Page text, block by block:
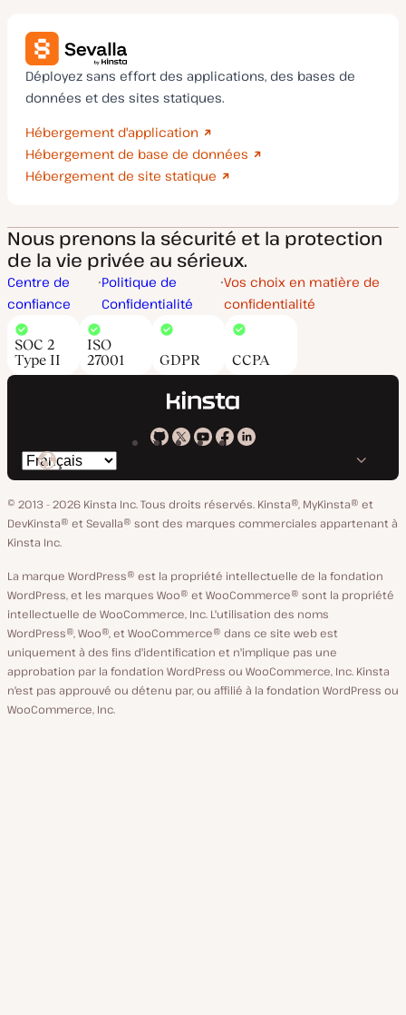
Déployez sans effort des applications, des bases de
données et des sites statiques.
Hébergement d'application
Hébergement de base de données
Hébergement de site statique
Nous prenons la sécurité et la protection
de la vie privée au sérieux.
Centre de
confiance
Politique de
Confidentialité
Vos choix en matière de
confidentialité
SOC 2
Type II
ISO
27001
GDPR CCPA
Kinsta
GitHub
Kinsta
X
Kinsta
YouTube
Kinsta
Facebook
Kinsta
LinkedIn
Changer
de
langue
© 2013 - 2026 Kinsta Inc. Tous droits réservés. Kinsta®, MyKinsta® et
DevKinsta® et Sevalla® sont des marques commerciales appartenant à
Kinsta Inc.
La marque WordPress® est la propriété intellectuelle de la fondation
WordPress, et les marques Woo® et WooCommerce® sont la propriété
intellectuelle de WooCommerce, Inc. L'utilisation des noms
WordPress®, Woo®, et WooCommerce® dans ce site web est
uniquement à des fins d'identification et n'implique pas une
approbation par la fondation WordPress ou WooCommerce, Inc. Kinsta
n'est pas approuvé ou détenu par, ou affilié à la fondation WordPress ou
WooCommerce, Inc.